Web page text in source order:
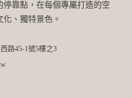
停靠點，在每個專屬打造的空
、獨特景色。
路45-1號5樓之3